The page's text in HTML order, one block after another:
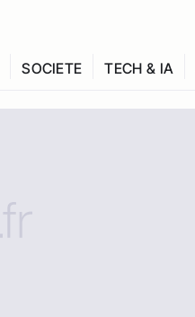
SOCIETE TECH & IA